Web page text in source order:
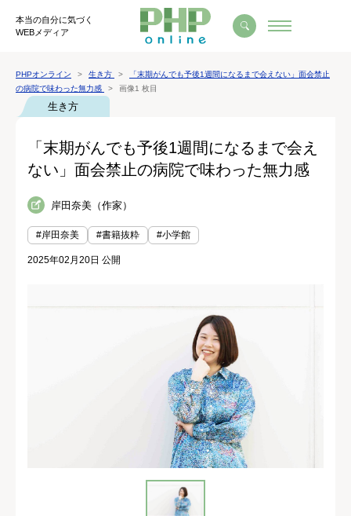
本当の自分に気づく
WEBメディア
PHPオンライン 生き方
「末期がんでも予後1週間になるまで会えない」面会禁止
の病院で味わった無力感
画像1 枚目
生き方
「末期がんでも予後1週間になるまで会え
ない」面会禁止の病院で味わった無力感
岸田奈美（作家）
#岸田奈美 #書籍抜粋 #小学館
2025年02月20日 公開